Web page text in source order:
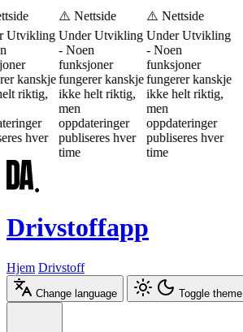
Utvikling
kanskje
riktig,
hver
⚠️ Nettside
Under Utvikling
- Noen
funksjoner
fungerer kanskje
ikke helt riktig,
men
oppdateringer
publiseres hver
time
⚠️ Nettside
Under Utvikling
- Noen
funksjoner
fungerer kanskje
ikke helt riktig,
men
oppdateringer
publiseres hver
time
Drivstoffapp
Hjem Drivstoff
Change language Toggle theme